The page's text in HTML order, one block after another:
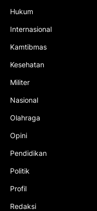
Hukum
Internasional
Kamtibmas
Kesehatan
Militer
Nasional
Olahraga
Opini
Pendidikan
Politik
Profil
Redaksi